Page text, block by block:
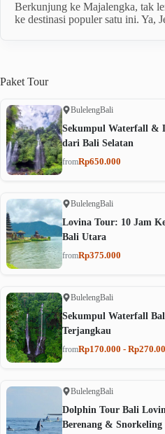
Berkunjung ke Majalengka, tak
ke destinasi populer satu ini. Ya,
Paket Tour
BulelengBali
Sekumpul Waterfall &
dari Bali Selatan
fromRp650.000
BulelengBali
Lovina Tour: 10 Jam
Bali Utara
fromRp375.000
BulelengBali
Sekumpul Waterfall
Terjangkau
fromRp170.000 -
BulelengBali
Dolphin Tour Bali
Berenang & Snorkeling